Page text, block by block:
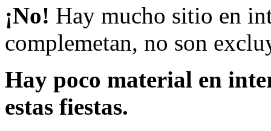
¡No! Hay mucho sitio en
complemetan, no son
Hay poco material en
estas fiestas.